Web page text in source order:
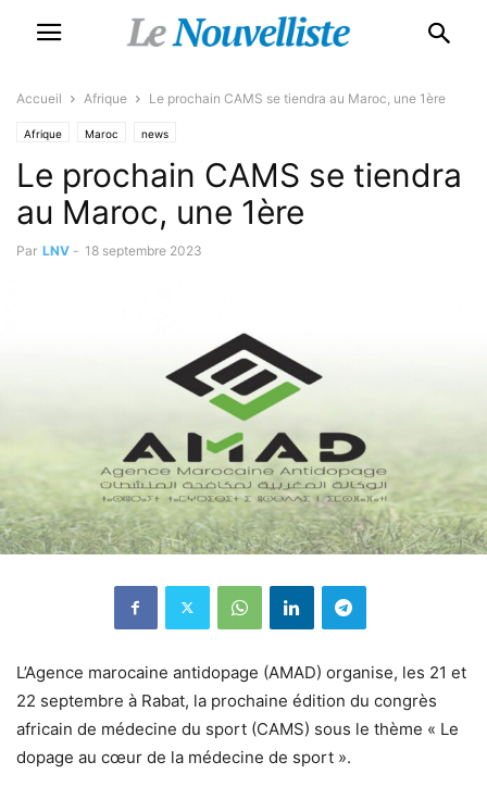
Accueil Afrique Le prochain CAMS se tiendra au Maroc, une 1ère
Afrique Maroc news
Le prochain CAMS se tiendra
au Maroc, une 1ère
Par LNV - 18 septembre 2023
L’Agence marocaine antidopage (AMAD) organise, les 21 et
22 septembre à Rabat, la prochaine édition du congrès
africain de médecine du sport (CAMS) sous le thème « Le
dopage au cœur de la médecine de sport ».